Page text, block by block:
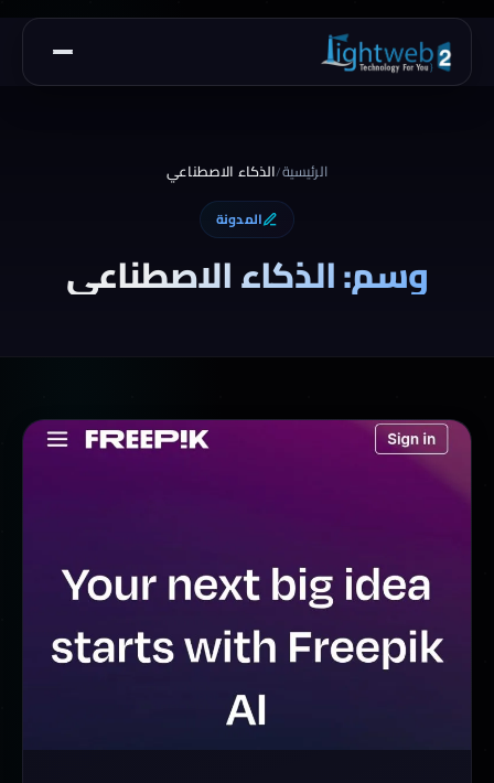
الرئيسية/الذكاء الاصطناعي
المدونة
وسم: الذكاء الاصطناعي